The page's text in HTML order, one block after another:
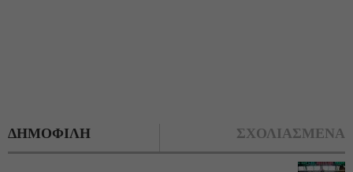
ΔΗΜΟΦΙΛΗ ΣΧΟΛΙΑΣΜΕΝΑ